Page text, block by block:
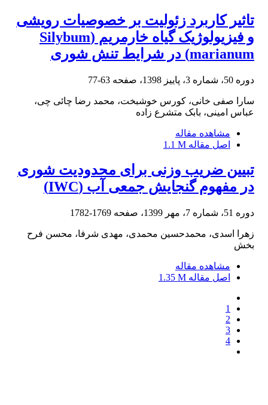
تاثیر کاربرد زئولیت بر خصوصیات رویشی
و فیزیولوژیک گیاه خارمریم (Silybum
marianum) در شرایط تنش شوری
دوره 50، شماره 3، پاییز 1398، صفحه 63-77
سارا صفی خانی، کورس خوشبخت، محمد رضا چائی چی،
عباس امینی، بابک متشرع زاده
مشاهده مقاله
اصل مقاله 1.1 M
تبیین ضریب وزنی برای محدودیت شوری
در مفهوم گنجایش جمعی آب (IWC)
دوره 51، شماره 7، مهر 1399، صفحه 1769-1782
زهرا اسدی، محمدحسین محمدی، مهدی شرفا، محسن فرح
بخش
مشاهده مقاله
اصل مقاله 1.35 M
1
2
3
4